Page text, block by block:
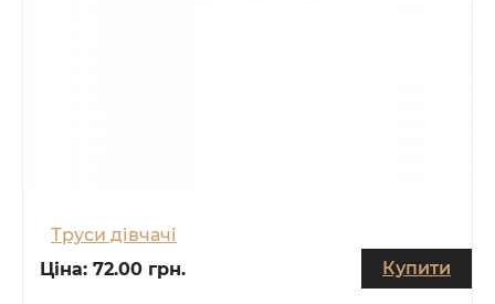
Труси дівчачі
Ціна: 72.00 грн. Купити